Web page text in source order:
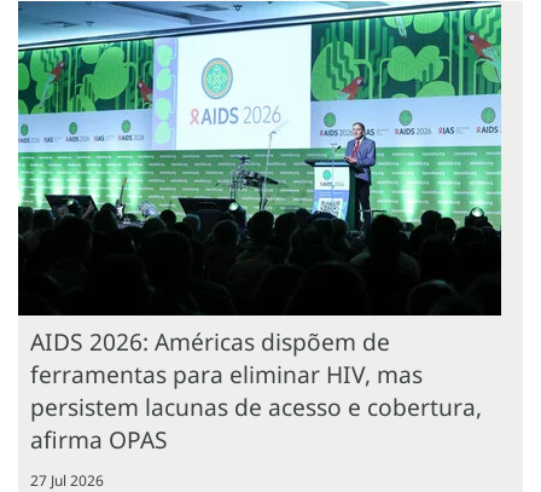
AIDS 2026: Américas dispõem de
ferramentas para eliminar HIV, mas
persistem lacunas de acesso e cobertura,
afirma OPAS
27 Jul 2026